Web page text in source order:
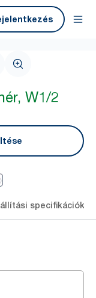
W1/2
specifikációk